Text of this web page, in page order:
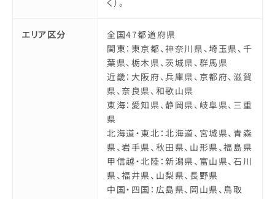
く）。
エリア区分
全国47都道府県
関東：東京都、神奈川県、埼玉県、千
葉県、栃木県、茨城県、群馬県
近畿：大阪府、兵庫県、京都府、滋賀
県、奈良県、和歌山県
東海：愛知県、静岡県、岐阜県、三重
県
北海道・東北：北海道、宮城県、青森
県、岩手県、秋田県、山形県、福島県
甲信越・北陸：新潟県、富山県、石川
県、福井県、山梨県、長野県
中国・四国：広島県、岡山県、鳥取